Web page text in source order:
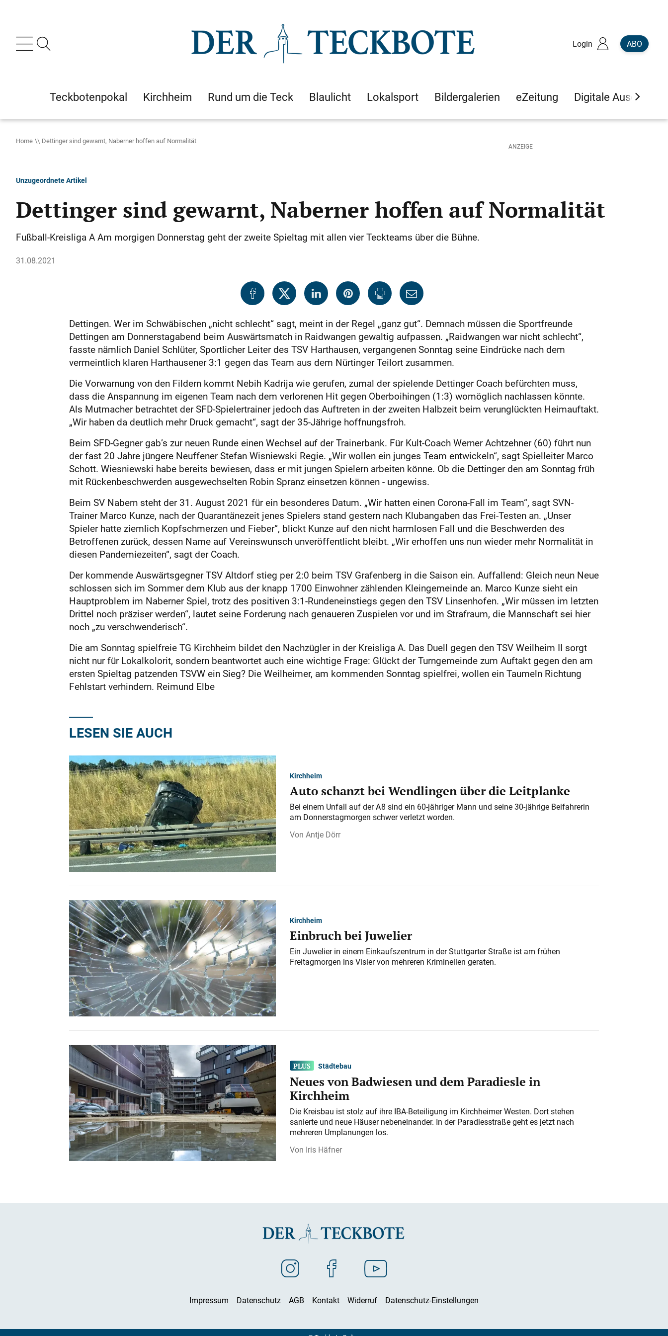
Login ABO
Teckbotenpokal Kirchheim Rund um die Teck Blaulicht Lokalsport Bildergalerien eZeitung Digitale Ausgaben
Home Dettinger sind gewarnt, Naberner hoffen auf Normalität
Unzugeordnete Artikel
Dettinger sind gewarnt, Naberner hoffen auf Normalität
Fußball-Kreisliga A Am morgigen Donnerstag geht der zweite Spieltag mit allen vier Teckteams über die Bühne.
31.08.2021
Dettingen. Wer im Schwäbischen „nicht schlecht“ sagt, meint in der Regel „ganz gut“. Demnach müssen die Sportfreunde
Dettingen am Donnerstagabend beim Auswärtsmatch in Raidwangen gewaltig aufpassen. „Raidwangen war nicht schlecht“,
fasste nämlich Daniel Schlüter, Sportlicher Leiter des TSV Harthausen, vergangenen Sonntag seine Eindrücke nach dem
vermeintlich klaren Harthausener 3:1 gegen das Team aus dem Nürtinger Teilort zusammen.
Die Vorwarnung von den Fildern kommt Nebih Kadrija wie gerufen, zumal der spielende Dettinger Coach befürchten muss,
dass die Anspannung im eigenen Team nach dem verlorenen Hit gegen Oberboihingen (1:3) womöglich nachlassen könnte.
Als Mutmacher betrachtet der SFD-Spielertrainer jedoch das Auftreten in der zweiten Halbzeit beim verunglückten Heimauftakt.
„Wir haben da deutlich mehr Druck gemacht“, sagt der 35-Jährige hoffnungsfroh.
Beim SFD-Gegner gab’s zur neuen Runde einen Wechsel auf der Trainerbank. Für Kult-Coach Werner Achtzehner (60) führt nun
der fast 20 Jahre jüngere Neuffener Stefan Wisniewski Regie. „Wir wollen ein junges Team entwickeln“, sagt Spielleiter Marco
Schott. Wiesniewski habe bereits bewiesen, dass er mit jungen Spielern arbeiten könne. Ob die Dettinger den am Sonntag früh
mit Rückenbeschwerden ausgewechselten Robin Spranz einsetzen können - ungewiss.
Beim SV Nabern steht der 31. August 2021 für ein besonderes Datum. „Wir hatten einen Corona-Fall im Team“, sagt SVN-
Trainer Marco Kunze, nach der Quarantänezeit jenes Spielers stand ges­tern nach Klubangaben das Frei-Testen an. „Unser
Spieler hatte ziemlich Kopfschmerzen und Fieber“, blickt Kunze auf den nicht harmlosen Fall und die Beschwerden des
Betroffenen zurück, dessen Name auf Vereinswunsch unveröffentlicht bleibt. „Wir erhoffen uns nun wieder mehr Normalität in
diesen Pandemiezeiten“, sagt der Coach.
Der kommende Auswärtsgegner TSV Altdorf stieg per 2:0 beim TSV Grafenberg in die Saison ein. Auffallend: Gleich neun Neue
schlossen sich im Sommer dem Klub aus der knapp 1700 Einwohner zählenden Kleingemeinde an. Marco Kunze sieht ein
Hauptproblem im Naberner Spiel, trotz des positiven 3:1-Rundeneinstiegs gegen den TSV ­Linsenhofen. „Wir müssen im letzten
Drittel noch präziser werden“, lautet seine Forderung nach genaueren Zuspielen vor und im Strafraum, die Mannschaft sei hier
noch „zu verschwenderisch“.
Die am Sonntag spielfreie TG Kirchheim bildet den Nachzügler in der Kreisliga A. Das Duell gegen den TSV Weilheim II sorgt
nicht nur für Lokalkolorit, sondern beantwortet auch eine wichtige Frage: Glückt der Turngemeinde zum Auftakt gegen den am
ersten Spieltag patzenden TSVW ein Sieg? Die Weilheimer, am kommenden Sonntag spielfrei, wollen ein Taumeln Richtung
Fehlstart verhindern. Reimund Elbe
LESEN SIE AUCH
Kirchheim
Auto schanzt bei Wendlingen über die Leitplanke
Bei einem Unfall auf der A 8 sind ein 60-jähriger Mann und seine 30-jährige Beifahrerin
am Donnerstagmorgen schwer verletzt worden.
Antje Dörr
Kirchheim
Einbruch bei Juwelier
Ein Juwelier in einem Einkaufszentrum in der Stuttgarter Straße ist am frühen
Freitagmorgen ins Visier von mehreren Kriminellen geraten.
Städtebau
Neues von Badwiesen und dem Paradiesle in
Kirchheim
Die Kreisbau ist stolz auf ihre IBA-Beteiligung im Kirchheimer Westen. Dort stehen
sanierte und neue Häuser nebeneinander. In der Paradiesstraße geht es jetzt nach
mehreren Umplanungen los.
Iris Häfner
Impressum Datenschutz AGB Kontakt Widerruf Datenschutz-Einstellungen